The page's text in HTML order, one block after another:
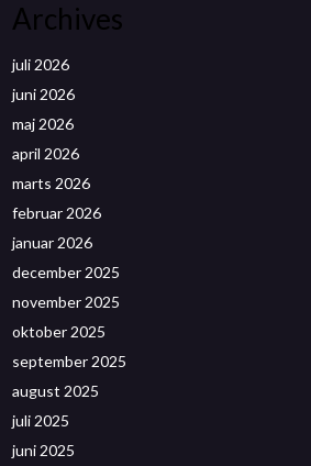
Archives
juli 2026
juni 2026
maj 2026
april 2026
marts 2026
februar 2026
januar 2026
december 2025
november 2025
oktober 2025
september 2025
august 2025
juli 2025
juni 2025